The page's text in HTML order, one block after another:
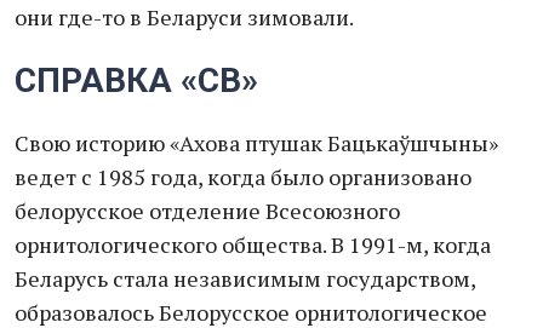
они где-то в Беларуси зимовали.
СПРАВКА «СВ»
Свою историю «Ахова птушак Бацькаўшчыны»
ведет с 1985 года, когда было организовано
белорусское отделение Всесоюзного
орнитологического общества. В 1991-м, когда
Беларусь стала независимым государством,
образовалось Белорусское орнитологическое